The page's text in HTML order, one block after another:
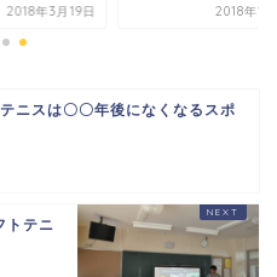
2018年3月19日 2018年12
ニスは〇〇年後になくなるスポ
トテニ